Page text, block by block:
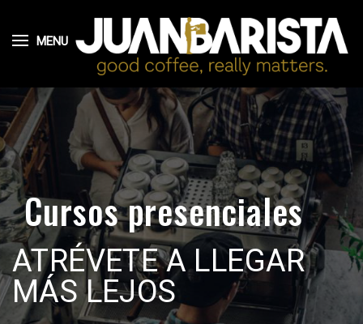
MENU
Cursos presenciales
ATRÉVETE A LLEGAR
MÁS LEJOS